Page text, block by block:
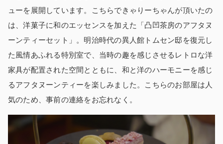
ューを展開しています。こちらできゃりーちゃんが頂いたの
は、洋菓子に和のエッセンスを加えた「凸凹茶房のアフタヌ
ーンティーセット」。明治時代の異人館トムセン邸を復元し
た風情あふれる特別室で、当時の趣を感じさせるレトロな洋
家具が配置された空間とともに、和と洋のハーモニーを感じ
るアフタヌーンティーを楽しみました。こちらのお部屋は人
気のため、事前の連絡をお忘れなく。